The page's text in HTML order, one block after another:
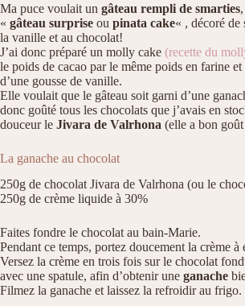
Ma puce voulait un gâteau rempli de smarties
« gâteau surprise ou pinata cake« , décoré de
la vanille et au chocolat!
J’ai donc préparé un molly cake (recette du
le poids de cacao par le même poids en farine
d’une gousse de vanille.
Elle voulait que le gâteau soit garni d’une
donc goûté tous les chocolats que j’avais en
douceur le Jivara de Valrhona (elle a bon
La ganache au chocolat
250g de chocolat Jivara de Valrhona (ou le
250g de crème liquide à 30%
Faites fondre le chocolat au bain-Marie.
Pendant ce temps, portez doucement la crème
Versez la crème en trois fois sur le chocolat
avec une spatule, afin d’obtenir une ganache
Filmez la ganache et laissez la refroidir au frigo.